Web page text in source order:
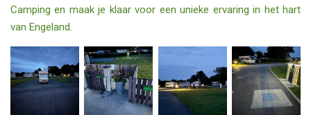
Camping en maak je klaar voor een unieke ervaring in het hart
van Engeland.